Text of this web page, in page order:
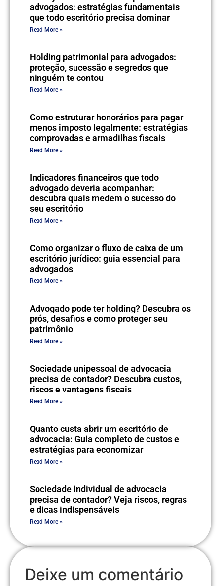
advogados: estratégias fundamentais
que todo escritório precisa dominar
Read More »
Holding patrimonial para advogados:
proteção, sucessão e segredos que
ninguém te contou
Read More »
Como estruturar honorários para pagar
menos imposto legalmente: estratégias
comprovadas e armadilhas fiscais
Read More »
Indicadores financeiros que todo
advogado deveria acompanhar:
descubra quais medem o sucesso do
seu escritório
Read More »
Como organizar o fluxo de caixa de um
escritório jurídico: guia essencial para
advogados
Read More »
Advogado pode ter holding? Descubra os
prós, desafios e como proteger seu
patrimônio
Read More »
Sociedade unipessoal de advocacia
precisa de contador? Descubra custos,
riscos e vantagens fiscais
Read More »
Quanto custa abrir um escritório de
advocacia: Guia completo de custos e
estratégias para economizar
Read More »
Sociedade individual de advocacia
precisa de contador? Veja riscos, regras
e dicas indispensáveis
Read More »
Deixe um comentário